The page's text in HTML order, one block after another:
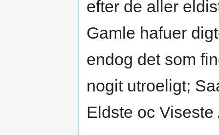
efter de aller
Gamle hafuer
endog det som
nogit utroeligt;
Eldste oc